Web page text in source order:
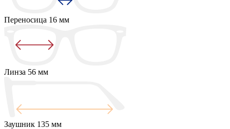
Переносица 16 мм
Линза 56 мм
Заушник 135 мм